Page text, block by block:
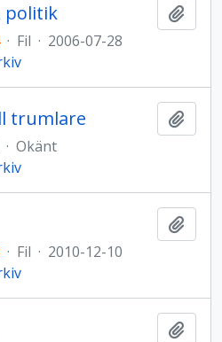
politik
· Fil · 2006-07-28
trumlare
· Okänt
· Fil · 2010-12-10